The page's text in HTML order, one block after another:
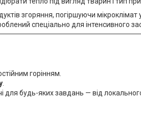
згоряння, погіршуючи мікроклімат
спеціально для інтенсивного
горінням.
для будь-яких завдань — від